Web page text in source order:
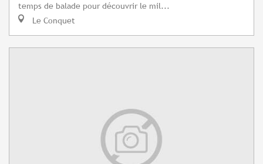
temps de balade pour découvrir le mil...
Le Conquet